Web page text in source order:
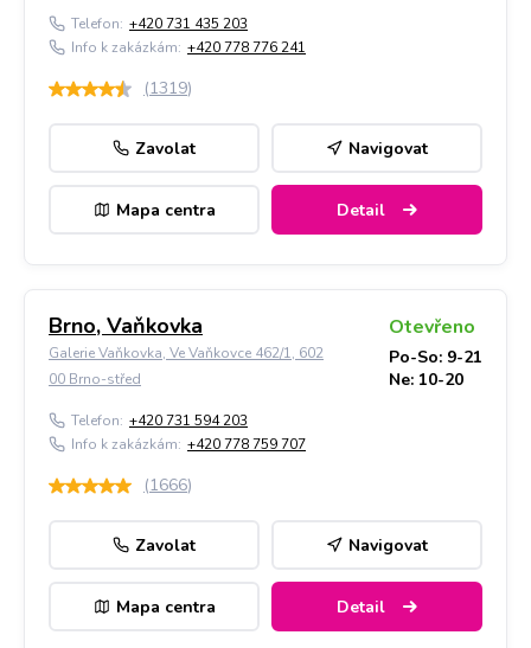
Telefon: +420 731 435 203
Info k zakázkám: +420 778 776 241
(1319)
Zavolat Navigovat
Mapa centra Detail
Brno, Vaňkovka
Galerie Vaňkovka, Ve Vaňkovce 462/1, 602
00 Brno-střed
Otevřeno
Po-So: 9-21
Ne: 10-20
Telefon: +420 731 594 203
Info k zakázkám: +420 778 759 707
(1666)
Zavolat Navigovat
Mapa centra Detail